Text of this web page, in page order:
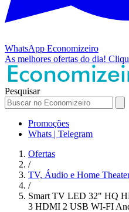
WhatsApp Economizeiro
As melhores ofertas do dia!
Pesquisar
Promoções
Whats | Telegram
Ofertas
/
TV, Áudio e Home
/
Smart TV LED 32" HQ
3 HDMI 2 USB WI-FI